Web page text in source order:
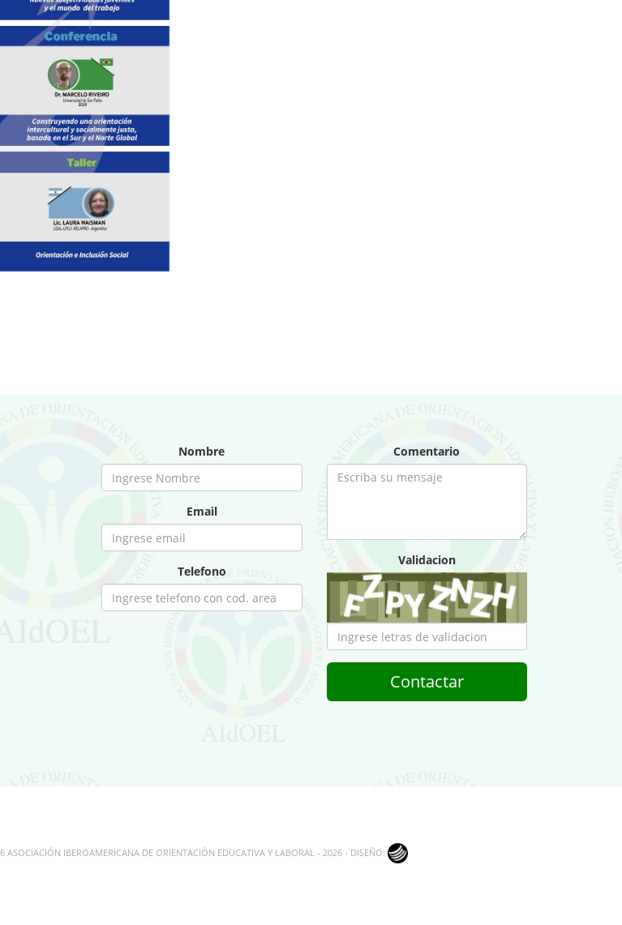
Nombre
Email
Telefono
Comentario
Validacion
Contactar
ASOCIACIÓN IBEROAMERICANA DE ORIENTACIÓN EDUCATIVA Y LABORAL - 2026 - DISEÑO: